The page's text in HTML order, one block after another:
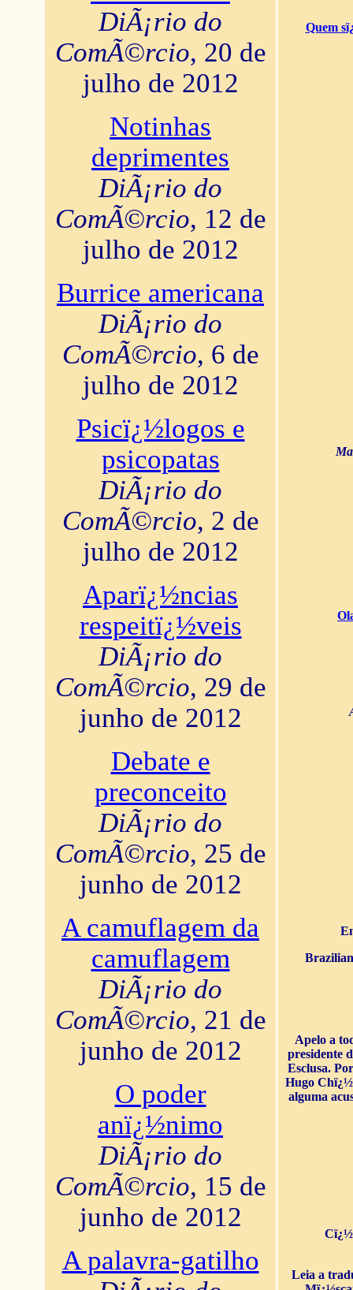
DiÃ¡rio do
ComÃ©rcio, 20 de
julho de 2012
Notinhas
deprimentes
DiÃ¡rio do
ComÃ©rcio, 12 de
julho de 2012
Burrice americana
DiÃ¡rio do
ComÃ©rcio, 6 de
julho de 2012
Psicï¿½logos e
psicopatas
DiÃ¡rio do
ComÃ©rcio, 2 de
julho de 2012
Aparï¿½ncias
respeitï¿½veis
DiÃ¡rio do
ComÃ©rcio, 29 de
junho de 2012
Debate e
preconceito
DiÃ¡rio do
ComÃ©rcio, 25 de
junho de 2012
A camuflagem da
camuflagem
DiÃ¡rio do
ComÃ©rcio, 21 de
junho de 2012
O poder
anï¿½nimo
DiÃ¡rio do
ComÃ©rcio, 15 de
junho de 2012
A palavra-gatilho
Quem
Apelo a
presidente
Esclusa.
Hugo
alguma
Leia a